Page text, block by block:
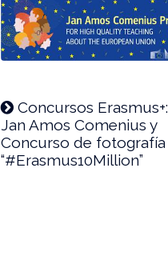
Concursos Erasmus+:
Jan Amos Comenius y
Concurso de fotografía
“#Erasmus10Million”